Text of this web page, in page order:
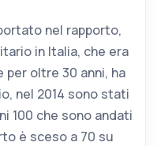
nel rapporto,
in Italia, che era
oltre 30 anni, ha
nel 2014 sono stati
100 che sono andati
è sceso a 70 su